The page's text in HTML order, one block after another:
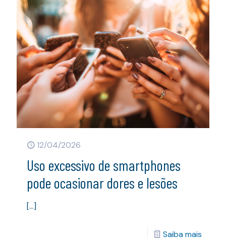
12/04/2026
Uso excessivo de smartphones
pode ocasionar dores e lesões
[…]
Saiba mais